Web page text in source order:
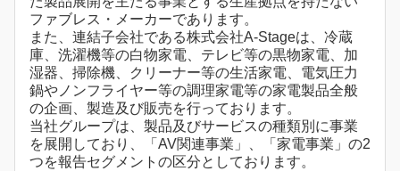
ファブレス・メーカーであります。
また、連結子会社である株式会社A-Stageは、冷蔵
庫、洗濯機等の白物家電、テレビ等の黒物家電、加
湿器、掃除機、クリーナー等の生活家電、電気圧力
鍋やノンフライヤー等の調理家電等の家電製品全般
の企画、製造及び販売を行っております。
当社グループは、製品及びサービスの種類別に事業
を展開しており、「AV関連事業」、「家電事業」の2
つを報告セグメントの区分としております。